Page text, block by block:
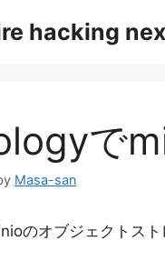
hacking
で
Masa-san
のオブジェクトス